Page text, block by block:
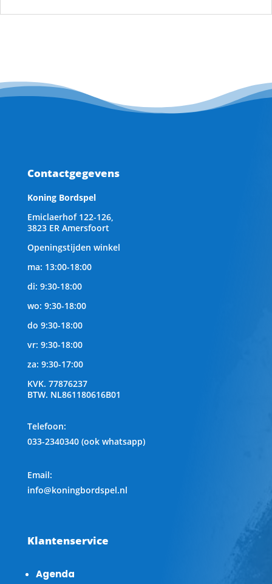
Contactgegevens
Koning Bordspel
Emiclaerhof 122-126,
3823 ER Amersfoort
Openingstijden winkel
ma: 13:00-18:00
di: 9:30-18:00
wo: 9:30-18:00
do 9:30-18:00
vr: 9:30-18:00
za: 9:30-17:00
KVK. 77876237
BTW. NL861180616B01
Telefoon:
033-2340340 (ook whatsapp)
Email:
info@koningbordspel.nl
Klantenservice
Agenda